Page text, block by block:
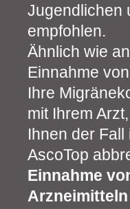
Jugendlichen
empfohlen.
Ähnlich wie
Einnahme
Ihre
mit Ihrem
Ihnen der
AscoTop
Einnahme
Arzneimitteln